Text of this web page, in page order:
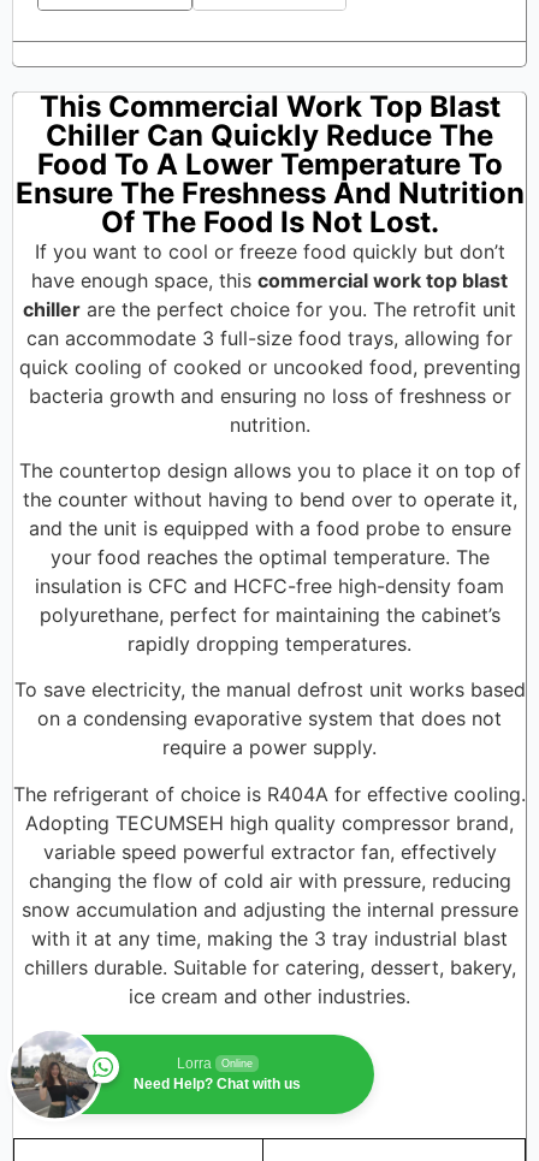
This Commercial Work Top Blast
Chiller Can Quickly Reduce The
Food To A Lower Temperature To
Ensure The Freshness And Nutrition
Of The Food Is Not Lost.
If you want to cool or freeze food quickly but don’t
have enough space, this commercial work top blast
chiller are the perfect choice for you. The retrofit unit
can accommodate 3 full-size food trays, allowing for
quick cooling of cooked or uncooked food, preventing
bacteria growth and ensuring no loss of freshness or
nutrition.
The countertop design allows you to place it on top of
the counter without having to bend over to operate it,
and the unit is equipped with a food probe to ensure
your food reaches the optimal temperature. The
insulation is CFC and HCFC-free high-density foam
polyurethane, perfect for maintaining the cabinet’s
rapidly dropping temperatures.
To save electricity, the manual defrost unit works based
on a condensing evaporative system that does not
require a power supply.
The refrigerant of choice is R404A for effective cooling.
Adopting TECUMSEH high quality compressor brand,
variable speed powerful extractor fan, effectively
changing the flow of cold air with pressure, reducing
snow accumulation and adjusting the internal pressure
with it at any time, making the 3 tray industrial blast
chillers durable. Suitable for catering, dessert, bakery,
ice cream and other industries.
Lorra Online
Need Help? Chat with us